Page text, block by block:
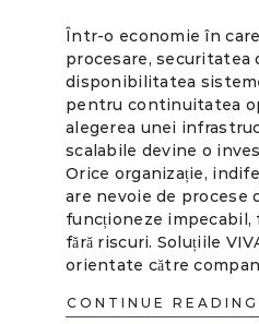
Într-o economie în
procesare, securitatea
disponibilitatea
pentru continuitatea
alegerea unei
scalabile devine o
Orice organizație,
are nevoie de procese
funcționeze impecabil,
fără riscuri. Soluțiile
orientate către
CONTINUE READING